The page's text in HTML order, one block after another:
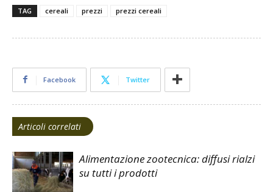
TAG cereali prezzi prezzi cereali
Facebook Twitter
Articoli correlati
Alimentazione zootecnica: diffusi rialzi
su tutti i prodotti